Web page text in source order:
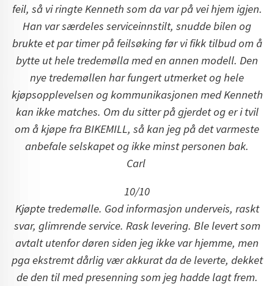
feil, så vi ringte Kenneth som da var på vei hjem igjen.
Han var særdeles serviceinnstilt, snudde bilen og
brukte et par timer på feilsøking før vi fikk tilbud om å
bytte ut hele tredemølla med en annen modell. Den
nye tredemøllen har fungert utmerket og hele
kjøpsopplevelsen og kommunikasjonen med Kenneth
kan ikke matches. Om du sitter på gjerdet og er i tvil
om å kjøpe fra BIKEMILL, så kan jeg på det varmeste
anbefale selskapet og ikke minst personen bak.
Carl
10/10
Kjøpte tredemølle. God informasjon underveis, raskt
svar, glimrende service. Rask levering. Ble levert som
avtalt utenfor døren siden jeg ikke var hjemme, men
pga ekstremt dårlig vær akkurat da de leverte, dekket
de den til med presenning som jeg hadde lagt frem.